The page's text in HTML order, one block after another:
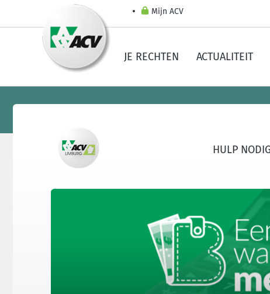
Mijn ACV
JE RECHTEN ACTUALITEIT
HULP